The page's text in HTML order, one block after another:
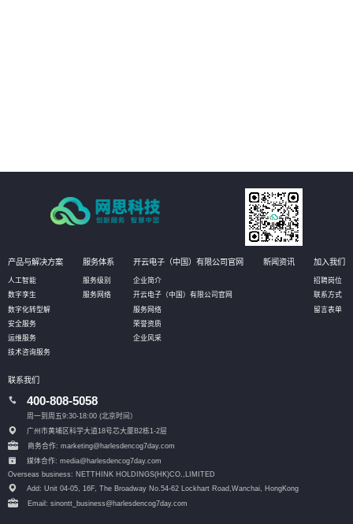
产品与解决方案
人工智能
数字孪生
数字化转型解
安全服务
运维服务
技术咨询服务
服务体系
服务级别
服务网络
开云电子（中国）有限公司官网
企业简介
开云电子（中国）有限公司官网
服务网络
荣誉资质
企业风采
新闻资讯 加入我们
招聘岗位
联系方式
留言表单
联系我们
400-808-5058
周一到周五9:30-18:00 (北京时间）
广州市黄埔区科学大道18号芯大厦B2栋1-2层
商务合作: marketing@harlesdencog7day.com
媒体合作: media@harlesdencog7day.com
Overseas business: NETTHINK HOLDINGS(HK)CO.,LIMITED
Add: Unit 04-05, 16F, The Broadway No.54-62 Lockhart Road, Wanchai, HongKong
Email: sinontt_business@harlesdencog7day.com